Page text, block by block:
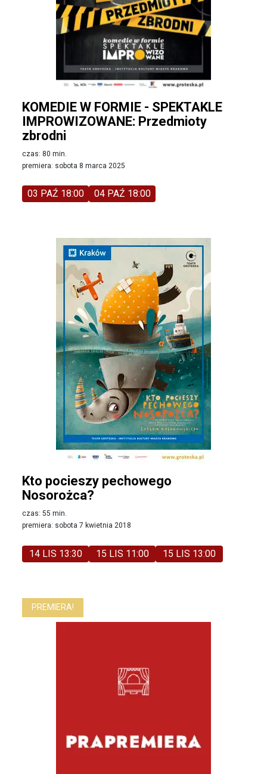
KOMEDIE W FORMIE - SPEKTAKLE
IMPROWIZOWANE: Przedmioty
zbrodni
czas: 80 min.
premiera: sobota 8 marca 2025
03 PAŹ 18:00 04 PAŹ 18:00
Kto pocieszy pechowego
Nosorożca?
czas: 55 min.
premiera: sobota 7 kwietnia 2018
14 LIS 13:30 15 LIS 11:00 15 LIS 13:00
PREMIERA!